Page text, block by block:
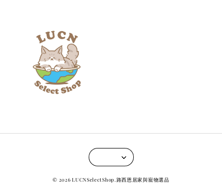
© 2026 LUCNSelectShop.路西恩居家與寵物選品